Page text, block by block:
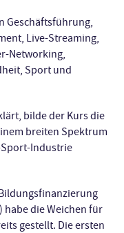
Geschäftsführung,
Live-Streaming,
Networking,
Sport und
bilde der Kurs die
breiten Spektrum
Industrie
habe die Weichen für
gestellt. Die ersten